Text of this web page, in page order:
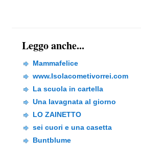
Leggo anche...
Mammafelice
www.Isolacometivorrei.com
La scuola in cartella
Una lavagnata al giorno
LO ZAINETTO
sei cuori e una casetta
Buntblume